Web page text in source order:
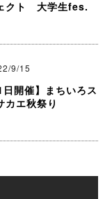
クト 大学生fes.
9/15
日開催】まちいろス
エ秋祭り